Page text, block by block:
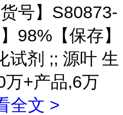
号】S80873-
98%【保存】
试剂 ;; 源叶 生
万+产品,6万
全文 >